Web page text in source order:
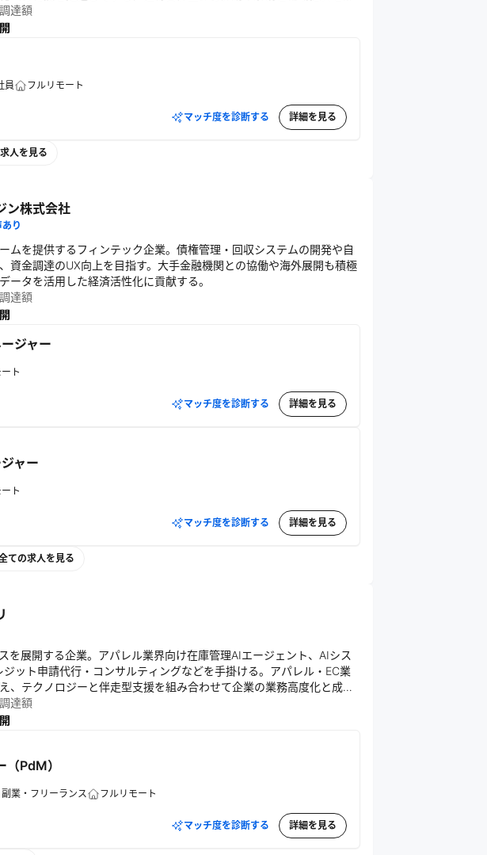
達額
員 フルリモート
マッチ度を診断する 詳細を見る
人を見る
ン株式会社
り
ムを提供するフィンテック企業。債権管理・回収システムの開発や自
資金調達のUX向上を目指す。大手金融機関との協働や海外展開も積極
ータを活用した経済活性化に貢献する。
達額
ジャー
ト
マッチ度を診断する 詳細を見る
ャー
ト
マッチ度を診断する 詳細を見る
ての求人を見る
を展開する企業。アパレル業界向け在庫管理AIエージェント、AIシス
ット申請代行・コンサルティングなどを手掛ける。アパレル・EC業
、テクノロジーと伴走型支援を組み合わせて企業の業務高度化と成果
達額
PdM）
業・フリーランス フルリモート
マッチ度を診断する 詳細を見る